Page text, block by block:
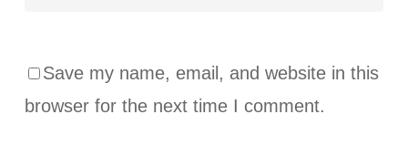
Save my name, email, and website in this
browser for the next time I comment.